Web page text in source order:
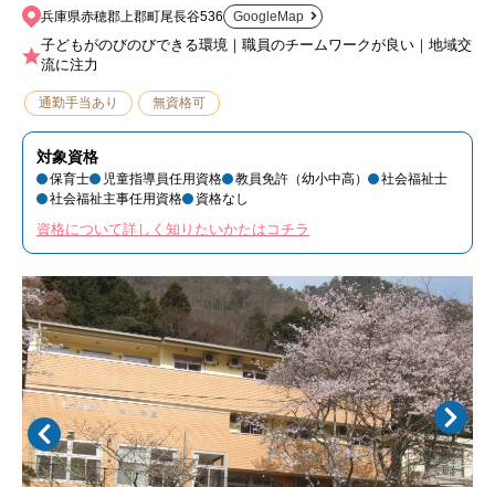
兵庫県赤穂郡上郡町尾長谷536
GoogleMap
子どもがのびのびできる環境｜職員のチームワークが良い｜地域交
流に注力
通勤手当あり 無資格可
対象資格
保育士 児童指導員任用資格 教員免許（幼小中高）
社会福祉士
社会福祉主事任用資格
資格なし
資格について詳しく知りたいかたはコチラ